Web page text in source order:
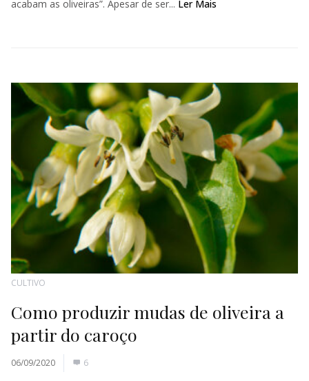
acabam as oliveiras”. Apesar de ser... Ler Mais
CULTIVO
Como produzir mudas de oliveira a
partir do caroço
06/09/2020 6